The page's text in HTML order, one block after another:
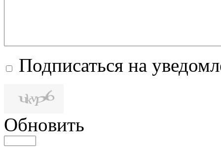
Подписаться на
Обновить